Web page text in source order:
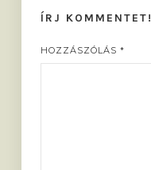
ÍRJ KOMMENTET!
HOZZÁSZÓLÁS *